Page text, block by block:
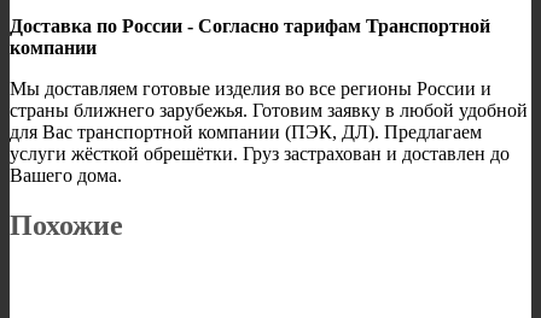
Доставка по России - Согласно тарифам Транспортной
компании
Мы доставляем готовые изделия во все регионы России и
страны ближнего зарубежья. Готовим заявку в любой удобной
для Вас транспортной компании (ПЭК, ДЛ). Предлагаем
услуги жёсткой обрешётки. Груз застрахован и доставлен до
Вашего дома.
Похожие